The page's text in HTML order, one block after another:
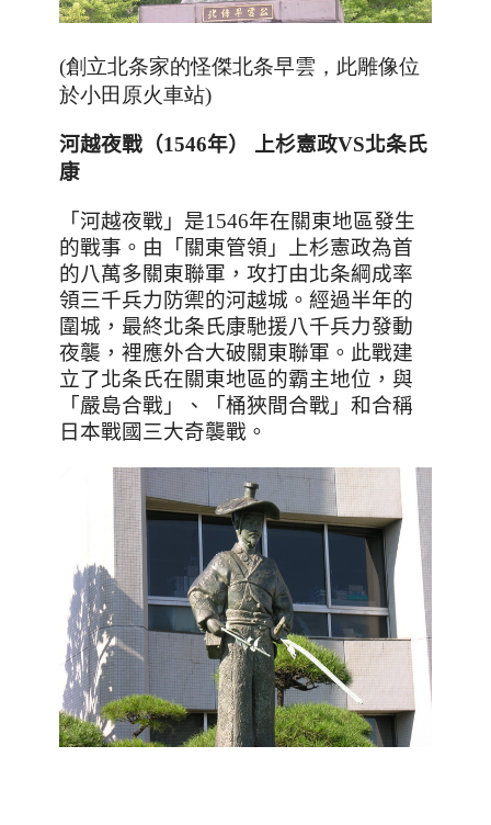
(創立北条家的怪傑北条早雲 ，此雕像位
於小田原火車站)
河越夜戰（1546年） 上杉憲政VS北条氏
康
「河越夜戰」是1546年在關東地區發生
的戰事。由「關東管領」上杉憲政為首
的八萬多關東聯軍，攻打由北条綱成率
領三千兵力防禦的河越城。經過半年的
圍城，最終北条氏康馳援八千兵力發動
夜襲，裡應外合大破關東聯軍。此戰建
立了北条氏在關東地區的霸主地位，與
「嚴島合戰」、「桶狹間合戰」和合稱
日本戰國三大奇襲戰。